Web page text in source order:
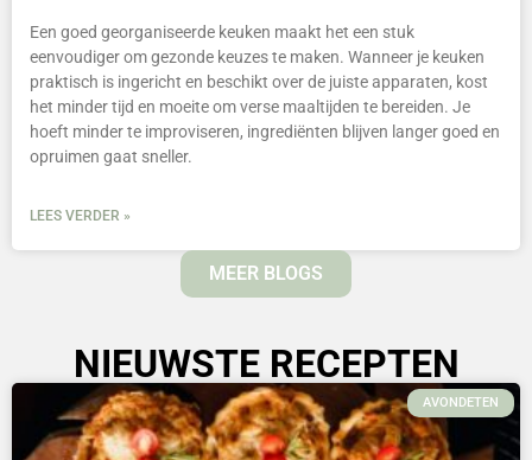
Een goed georganiseerde keuken maakt het een stuk
eenvoudiger om gezonde keuzes te maken. Wanneer je keuken
praktisch is ingericht en beschikt over de juiste apparaten, kost
het minder tijd en moeite om verse maaltijden te bereiden. Je
hoeft minder te improviseren, ingrediënten blijven langer goed en
opruimen gaat sneller.
LEES VERDER »
MEER BLOGS
NIEUWSTE RECEPTEN
AVONDETEN